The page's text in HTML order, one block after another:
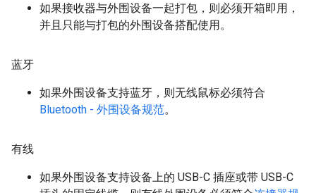
如果接收器与外围设备一起打包，则必须开箱即用，
并且只能与打包的外围设备搭配使用。
蓝牙
如果外围设备支持蓝牙，则无线鼠标必须符合
Bluetooth - 外围设备规范。
有线
如果外围设备支持设备上的 USB-C 插座或带 USB-C